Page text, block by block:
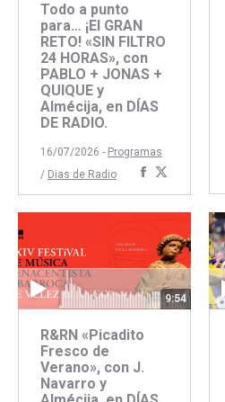
Todo a punto
para… ¡El GRAN
RETO! «SIN FILTRO
24 HORAS», con
PABLO + JONAS +
QUIQUE y
Almécija, en DÍAS
DE RADIO.
16/07/2026 - Programas
/ Dias de Radio
Compartir
con
Facebook
con
Twitter
9:54
R&RN «Picadito
Fresco de
Verano», con J.
Navarro y